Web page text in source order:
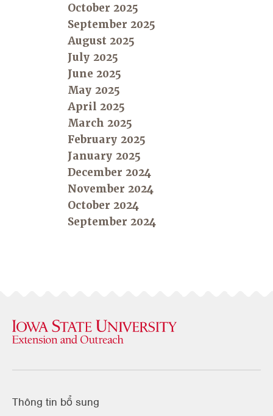
October 2025
September 2025
August 2025
July 2025
June 2025
May 2025
April 2025
March 2025
February 2025
January 2025
December 2024
November 2024
October 2024
September 2024
Thông tin bổ sung